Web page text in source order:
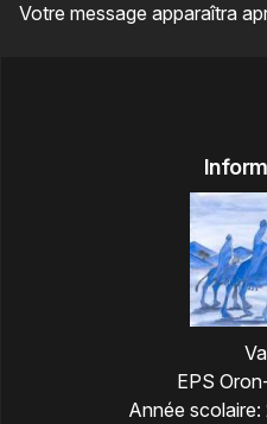
Votre message apparaîtra
EPS
Année scolaire: